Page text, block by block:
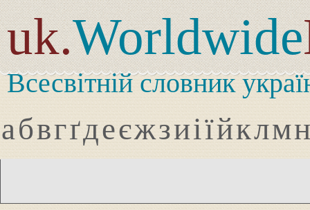
uk.Worldwide
Всесвітній словник
абвгґдеєжзиіїйклмн